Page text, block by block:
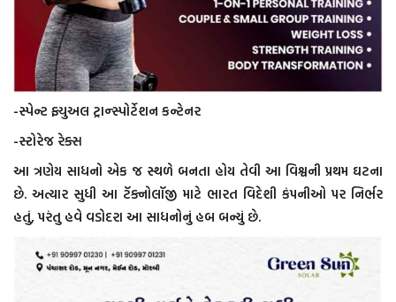
-સ્પેન્ટ ફ્યુઅલ ટ્રાન્સ્પોર્ટેશન કન્ટેનર
-સ્ટોરેજ રેક્સ
આ ત્રણેય સાધનો એક જ સ્થળે બનતા હોય તેવી આ વિશ્વની પ્રથમ ઘટના
છે. અત્યાર સુધી આ ટૅક્નોલૉજી માટે ભારત વિદેશી કંપનીઓ પર નિર્ભર
હતું, પરંતુ હવે વડોદરા આ સાધનોનું હબ બન્યું છે.